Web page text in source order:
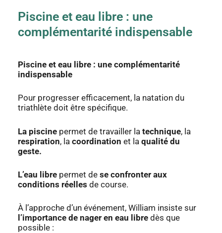
Piscine et eau libre : une
complémentarité indispensable
Piscine et eau libre : une complémentarité
indispensable
Pour progresser efficacement, la natation du
triathlète doit être spécifique.
La piscine permet de travailler latechnique, la
respiration, lacoordination et laqualité du
geste.
L’eau libre permet dese confronter aux
conditions réelles de course.
À l’approche d’un événement, William insiste sur
l’importance de nager en eau libre dès que
possible :